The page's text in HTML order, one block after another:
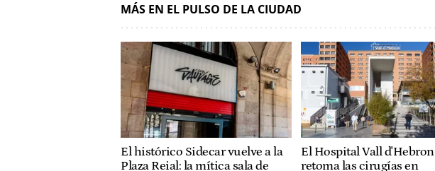
MÁS EN EL PULSO DE LA CIUDAD
El histórico Sidecar vuelve a la
Plaza Reial: la mítica sala de
El Hospital Vall d'Hebron
retoma las cirugías en